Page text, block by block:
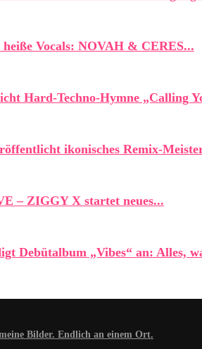
Vocals: NOVAH & CERES...
Hard-Techno-Hymne „Calling
ikonisches Remix-
– ZIGGY X startet neues...
Debütalbum „Vibes“ an: Alles,
Bilder. Endlich an einem Ort.